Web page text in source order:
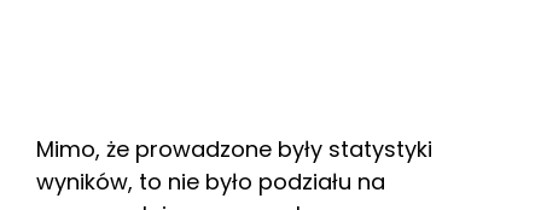
Mimo, że prowadzone były statystyki
wyników, to nie było podziału na